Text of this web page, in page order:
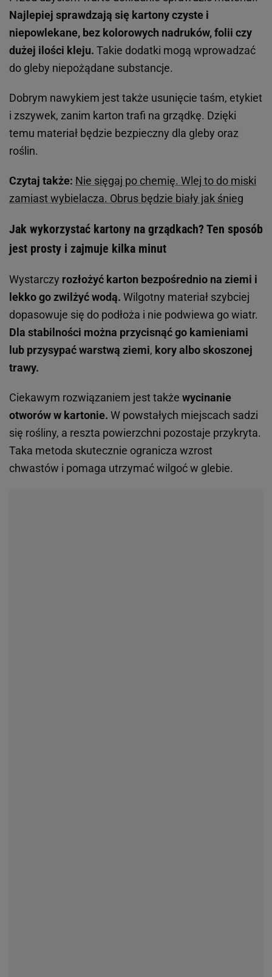
Najlepiej sprawdzają się kartony czyste i
niepowlekane, bez kolorowych nadruków, folii czy
dużej ilości kleju. Takie dodatki mogą wprowadzać
do gleby niepożądane substancje.
Dobrym nawykiem jest także usunięcie taśm, etykiet
i zszywek, zanim karton trafi na grządkę. Dzięki
temu materiał będzie bezpieczny dla gleby oraz
roślin.
Czytaj także: Nie sięgaj po chemię. Wlej to do miski
zamiast wybielacza. Obrus będzie biały jak śnieg
Jak wykorzystać kartony na grządkach? Ten sposób
jest prosty i zajmuje kilka minut
Wystarczy rozłożyć karton bezpośrednio na ziemi i
lekko go zwilżyć wodą. Wilgotny materiał szybciej
dopasowuje się do podłoża i nie podwiewa go wiatr.
Dla stabilności można przycisnąć go kamieniami
lub przysypać warstwą ziemi, kory albo skoszonej
trawy.
Ciekawym rozwiązaniem jest także wycinanie
otworów w kartonie. W powstałych miejscach sadzi
się rośliny, a reszta powierzchni pozostaje przykryta.
Taka metoda skutecznie ogranicza wzrost
chwastów i pomaga utrzymać wilgoć w glebie.